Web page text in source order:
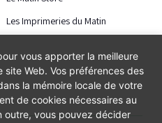
Les Imprimeries du Matin
vous apporter la meilleure
Web. Vos préférences des
la mémoire locale de votre
de cookies nécessaires au
outre, vous pouvez décider